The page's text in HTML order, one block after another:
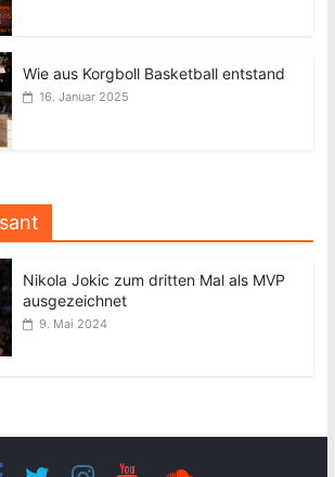
Wie aus Korgboll Basketball entstand
16. Januar 2025
Nikola Jokic zum dritten Mal als MVP
ausgezeichnet
9. Mai 2024